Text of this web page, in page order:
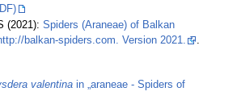
(2021): Spiders (Araneae) of Balkan
balkan-spiders.com. Version 2021.
.
valentina in „araneae - Spiders of